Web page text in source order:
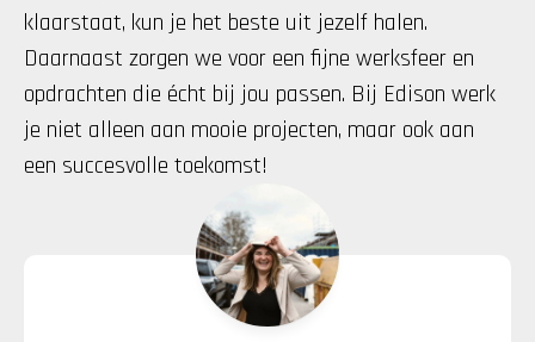
klaarstaat, kun je het beste uit jezelf halen.
Daarnaast zorgen we voor een fijne werksfeer en
opdrachten die écht bij jou passen. Bij Edison werk
je niet alleen aan mooie projecten, maar ook aan
een succesvolle toekomst!